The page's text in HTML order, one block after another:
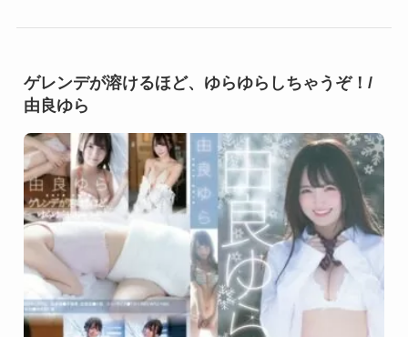
ゲレンデが溶けるほど、ゆらゆらしちゃうぞ！/
由良ゆら